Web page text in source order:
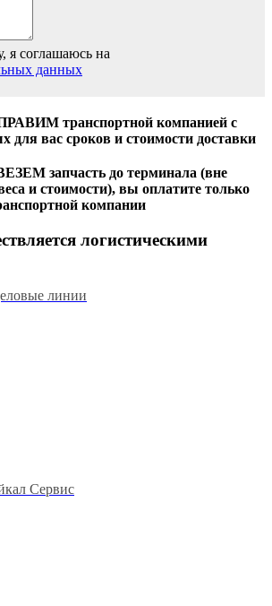
я соглашаюсь на
данных
транспортной компанией с
для вас сроков и стоимости доставки
запчасть до терминала (вне
и стоимости), вы оплатите только
компании
логистическими
линии
Сервис